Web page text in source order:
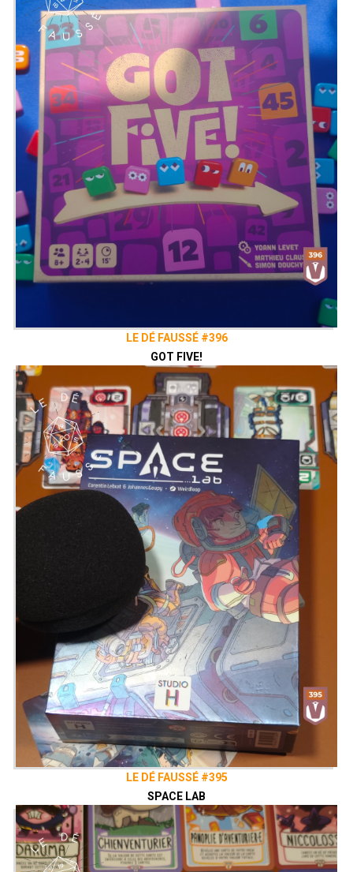
LE DÉ FAUSSÉ #396
GOT FIVE!
LE DÉ FAUSSÉ #395
SPACE LAB